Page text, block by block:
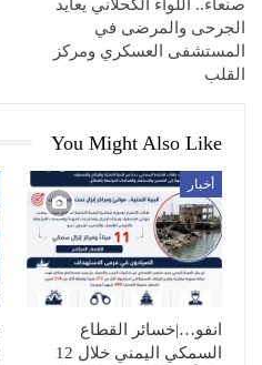
صنعاء.. اللواء الكحلاني يعايد
الجرحى والمرضى في
المستشفى العسكري ومركز
القلب
You Might Also Like
أخبار
انفو…|خسائر القطاع
السمكي اليمني خلال 12